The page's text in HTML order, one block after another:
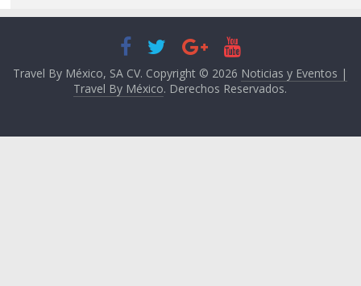
Travel By México, SA CV. Copyright © 2026 Noticias y Eventos |
Travel By México. Derechos Reservados.